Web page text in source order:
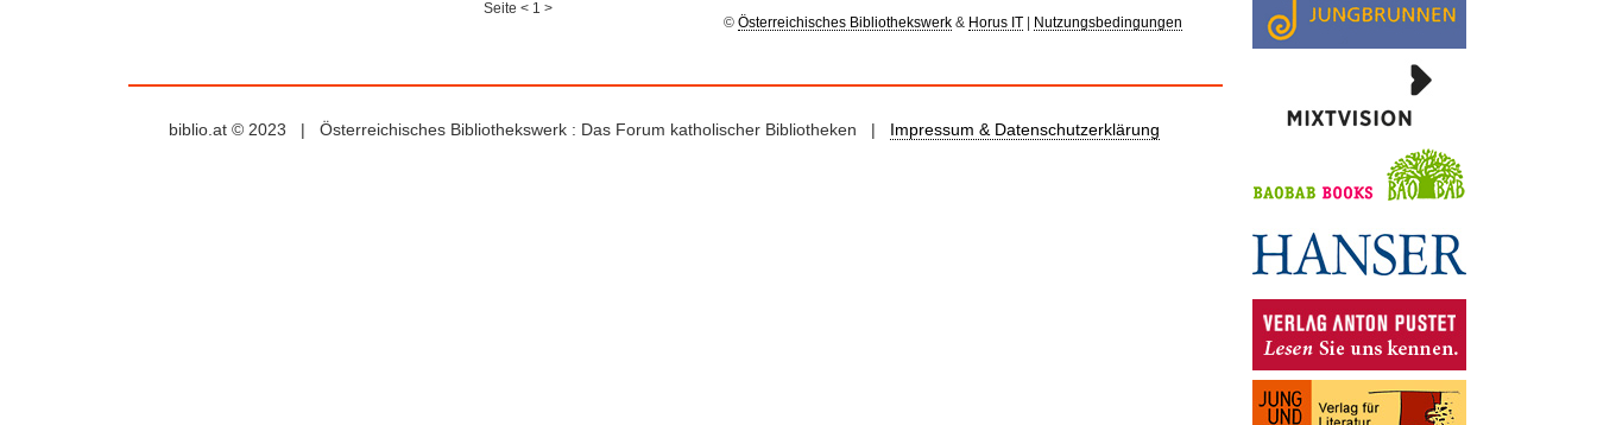
Seite< 1 >
© Österreichisches Bibliothekswerk& Horus IT Nutzungsbedingungen
biblio.at © 2023 | Österreichisches Bibliothekswerk : Das Forum katholischer Bibliotheken | Impressum & Datenschutzerklärung